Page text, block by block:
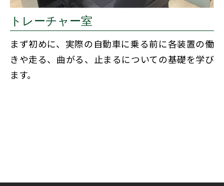
トレーチャー室
まず初めに、実際の自動車に乗る前に各装置の働
きや走る、曲がる、止まるについての基礎を学び
ます。